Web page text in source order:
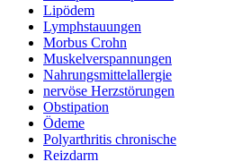
Lipödem
Lymphstauungen
Morbus Crohn
Muskelverspannungen
Nahrungsmittelallergie
nervöse Herzstörungen
Obstipation
Ödeme
Polyarthritis chronische
Reizdarm